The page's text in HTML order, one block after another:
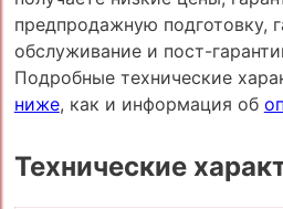
предпродажную подготовку,
обслуживание и пост-
Подробные технические
ниже, как и информация об
Технические